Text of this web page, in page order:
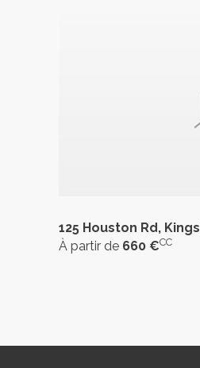
125 Houston Rd,
À partir de 660 €CC